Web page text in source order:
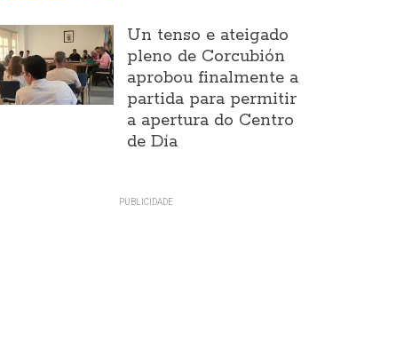
Un tenso e ateigado
pleno de Corcubión
aprobou finalmente a
partida para permitir
a apertura do Centro
de Día